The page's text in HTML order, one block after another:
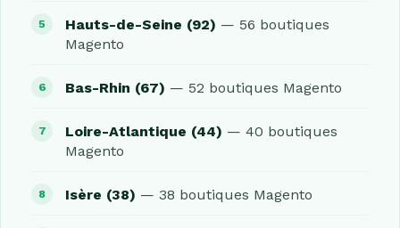
Hauts-de-Seine (92) — 56 boutiques
Magento
Bas-Rhin (67) — 52 boutiques Magento
Loire-Atlantique (44) — 40 boutiques
Magento
Isère (38) — 38 boutiques Magento